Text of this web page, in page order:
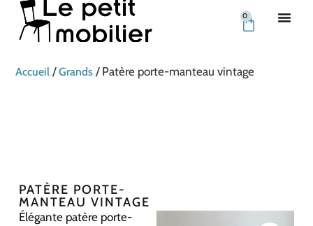
0
Accueil /Grands / Patère porte-manteau vintage
PATÈRE PORTE-
MANTEAU VINTAGE
Élégante patère porte-